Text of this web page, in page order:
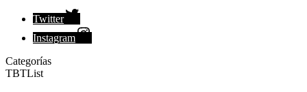
Twitter
Instagram
Categorías
TBTList